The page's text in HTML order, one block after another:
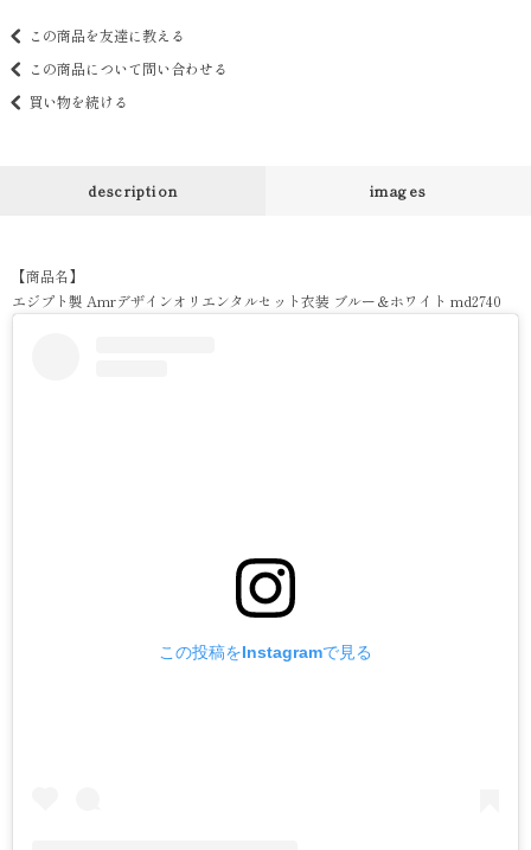
この商品を友達に教える
この商品について問い合わせる
買い物を続ける
description images
【商品名】
エジプト製 Amrデザインオリエンタルセット衣装 ブルー＆ホワイト md2740
この投稿をInstagramで見る